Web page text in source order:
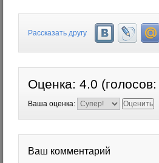
Рассказать другу
Оценка: 4.0 (голосов:
Ваша оценка:
Ваш комментарий